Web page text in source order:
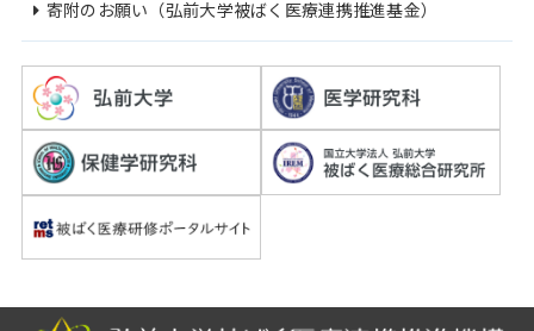
寄附のお願い（弘前大学被ばく医療連携推進基金）